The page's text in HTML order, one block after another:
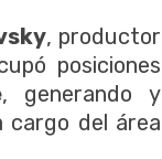
, productor
posiciones
, generando y
cargo del área